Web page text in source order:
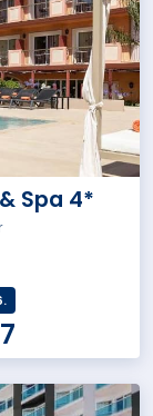
Spa 4*